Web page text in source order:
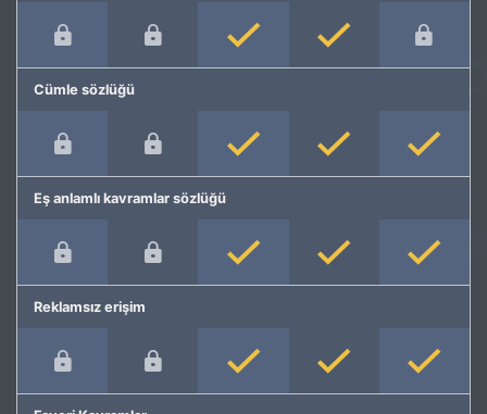
Cümle sözlüğü
Eş anlamlı kavramlar sözlüğü
Reklamsız erişim